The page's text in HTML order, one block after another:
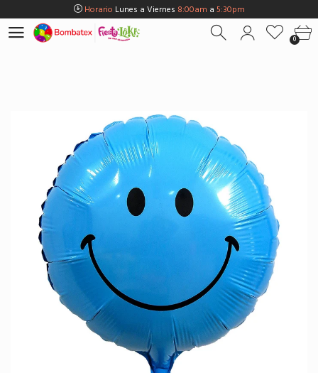
Horario Lunes a Viernes 8:00am a 5:30pm
HorarioSábados
5:00pm
HorarioDomingos y Fest. 9:00ama
0